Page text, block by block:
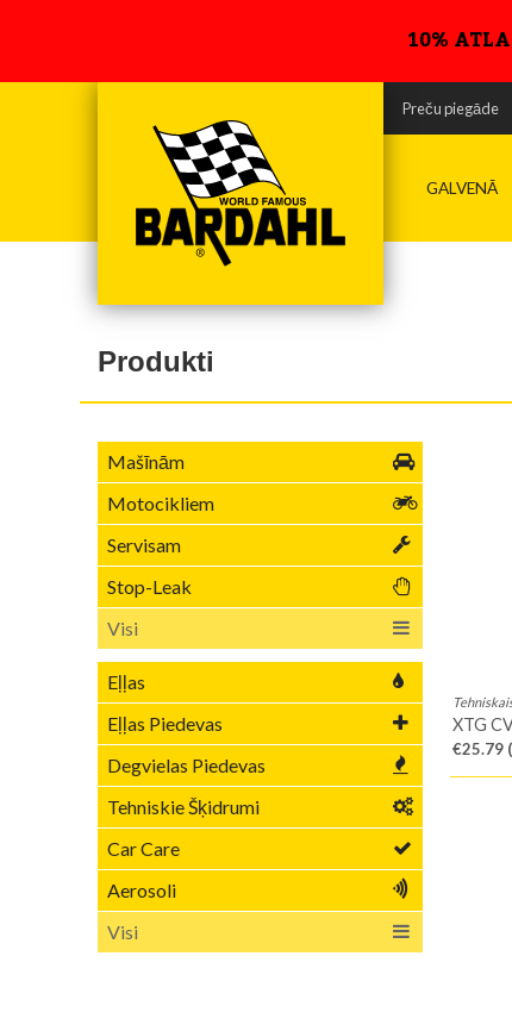
Preču piegāde
GALVENĀ
Produkti
Mašīnām
Motocikliem
Servisam
Stop-Leak
Visi
Eļļas
Eļļas Piedevas
Degvielas Piedevas
Tehniskie Šķidrumi
Car Care
Aerosoli
Visi
XTG
€25.79
10%